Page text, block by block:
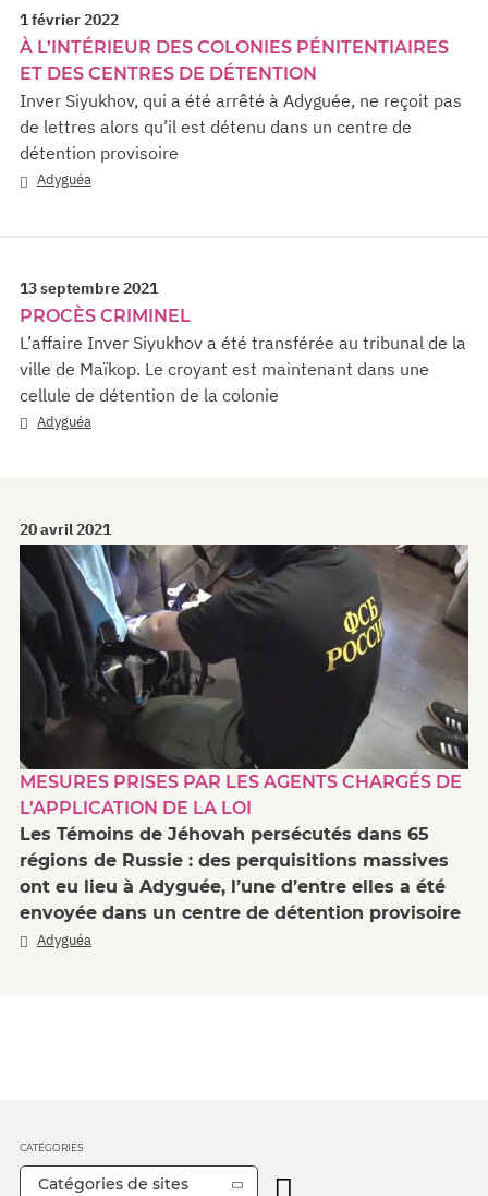
1 février 2022
À L’INTÉRIEUR DES COLONIES PÉNITENTIAIRES
ET DES CENTRES DE DÉTENTION
Inver Siyukhov, qui a été arrêté à Adyguée, ne reçoit pas
de lettres alors qu’il est détenu dans un centre de
détention provisoire
Adyguéa
13 septembre 2021
PROCÈS CRIMINEL
L’affaire Inver Siyukhov a été transférée au tribunal de la
ville de Maïkop. Le croyant est maintenant dans une
cellule de détention de la colonie
Adyguéa
20 avril 2021
MESURES PRISES PAR LES AGENTS CHARGÉS DE
L’APPLICATION DE LA LOI
Les Témoins de Jéhovah persécutés dans 65
régions de Russie : des perquisitions massives
ont eu lieu à Adyguée, l’une d’entre elles a été
envoyée dans un centre de détention provisoire
Adyguéa
CATÉGORIES
Catégories de sites